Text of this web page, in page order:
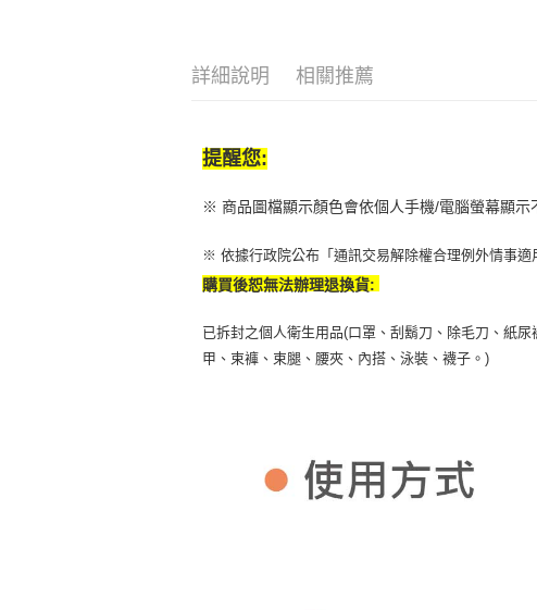
詳細說明 相關推薦
提醒您:
※ 商品圖檔顯示顏色會依個人手機/電腦螢幕顯示
※ 依據行政院公布「通訊交易解除權合理例外情事適
購買後恕無法辦理退換貨:
已拆封之個人衛生用品(口罩、刮鬍刀、除毛刀、紙
甲、束褲、束腿、腰夾、內搭、泳裝、襪子。)